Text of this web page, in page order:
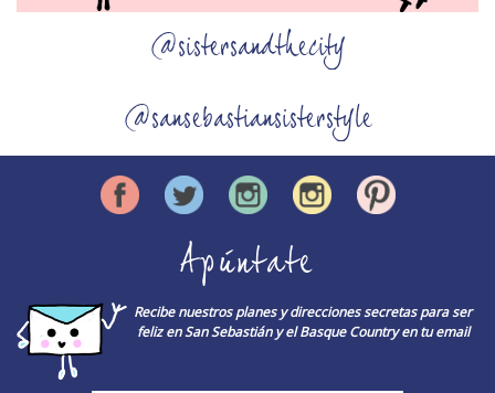
@sistersandthecity
@sansebastiansisterstyle
Apúntate
Recibe nuestros planes y direcciones secretas para ser
feliz en San Sebastián y el Basque Country en tu email